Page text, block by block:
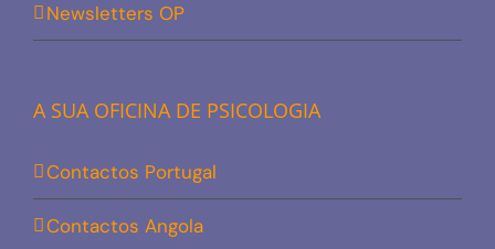
Newsletters OP
A SUA OFICINA DE PSICOLOGIA
Contactos Portugal
Contactos Angola